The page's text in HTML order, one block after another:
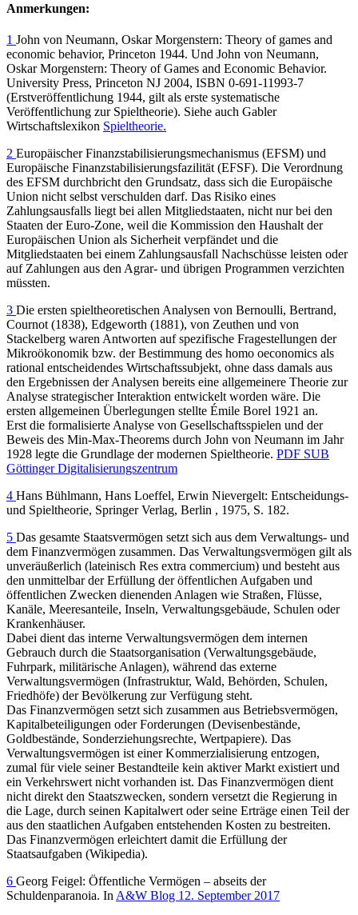
Anmerkungen:
1 John von Neumann, Oskar Morgenstern: Theory of games and
economic behavior, Princeton 1944. Und John von Neumann,
Oskar Morgenstern: Theory of Games and Economic Behavior.
University Press, Princeton NJ 2004, ISBN 0-691-11993-7
(Erstveröffentlichung 1944, gilt als erste systematische
Veröffentlichung zur Spieltheorie). Siehe auch Gabler
Wirtschaftslexikon Spieltheorie.
2 Europäischer Finanzstabilisierungsmechanismus (EFSM) und
Europäische Finanzstabilisierungsfazilität (EFSF). Die Verordnung
des EFSM durchbricht den Grundsatz, dass sich die Europäische
Union nicht selbst verschulden darf. Das Risiko eines
Zahlungsausfalls liegt bei allen Mitgliedstaaten, nicht nur bei den
Staaten der Euro-Zone, weil die Kommission den Haushalt der
Europäischen Union als Sicherheit verpfändet und die
Mitgliedstaaten bei einem Zahlungsausfall Nachschüsse leisten oder
auf Zahlungen aus den Agrar- und übrigen Programmen verzichten
müssten.
3 Die ersten spieltheoretischen Analysen von Bernoulli, Bertrand,
Cournot (1838), Edgeworth (1881), von Zeuthen und von
Stackelberg waren Antworten auf spezifische Fragestellungen der
Mikroökonomik bzw. der Bestimmung des homo oeconomics als
rational entscheidendes Wirtschaftssubjekt, ohne dass damals aus
den Ergebnissen der Analysen bereits eine allgemeinere Theorie zur
Analyse strategischer Interaktion entwickelt worden wäre. Die
ersten allgemeinen Überlegungen stellte Émile Borel 1921 an.
Erst die formalisierte Analyse von Gesellschaftsspielen und der
Beweis des Min-Max-Theorems durch John von Neumann im Jahr
1928 legte die Grundlage der modernen Spieltheorie. PDF SUB
Göttinger Digitalisierungszentrum
4 Hans Bühlmann, Hans Loeffel, Erwin Nievergelt: Entscheidungs-
und Spieltheorie, Springer Verlag, Berlin , 1975, S. 182.
5 Das gesamte Staatsvermögen setzt sich aus dem Verwaltungs- und
dem Finanzvermögen zusammen. Das Verwaltungsvermögen gilt als
unveräußerlich (lateinisch Res extra commercium) und besteht aus
den unmittelbar der Erfüllung der öffentlichen Aufgaben und
öffentlichen Zwecken dienenden Anlagen wie Straßen, Flüsse,
Kanäle, Meeresanteile, Inseln, Verwaltungsgebäude, Schulen oder
Krankenhäuser.
Dabei dient das interne Verwaltungsvermögen dem internen
Gebrauch durch die Staatsorganisation (Verwaltungsgebäude,
Fuhrpark, militärische Anlagen), während das externe
Verwaltungsvermögen (Infrastruktur, Wald, Behörden, Schulen,
Friedhöfe) der Bevölkerung zur Verfügung steht.
Das Finanzvermögen setzt sich zusammen aus Betriebsvermögen,
Kapitalbeteiligungen oder Forderungen (Devisenbestände,
Goldbestände, Sonderziehungsrechte, Wertpapiere). Das
Verwaltungsvermögen ist einer Kommerzialisierung entzogen,
zumal für viele seiner Bestandteile kein aktiver Markt existiert und
ein Verkehrswert nicht vorhanden ist. Das Finanzvermögen dient
nicht direkt den Staatszwecken, sondern versetzt die Regierung in
die Lage, durch seinen Kapitalwert oder seine Erträge einen Teil der
aus den staatlichen Aufgaben entstehenden Kosten zu bestreiten.
Das Finanzvermögen erleichtert damit die Erfüllung der
Staatsaufgaben (Wikipedia).
6 Georg Feigel: Öffentliche Vermögen – abseits der
Schuldenparanoia. In A&W Blog 12. September 2017